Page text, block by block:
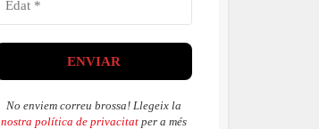
No enviem correu brossa! Llegeix la
nostra política de privacitat per a més